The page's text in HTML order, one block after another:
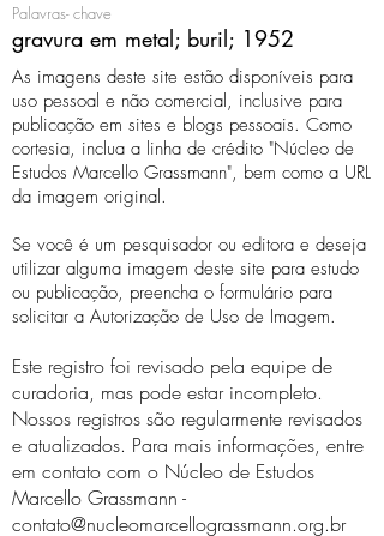
Palavras- chave
gravura em metal; buril; 1952
As imagens deste site estão disponíveis para
uso pessoal e não comercial, inclusive para
publicação em sites e blogs pessoais. Como
cortesia, inclua a linha de crédito "Núcleo de
Estudos Marcello Grassmann", bem como a URL
da imagem original.
Se você é um pesquisador ou editora e deseja
utilizar alguma imagem deste site para estudo
ou publicação, preencha o formulário para
solicitar a Autorização de Uso de Imagem.
Este registro foi revisado pela equipe de
curadoria, mas pode estar incompleto.
Nossos registros são regularmente revisados ​​
e atualizados. Para mais informações, entre
em contato com o Núcleo de Estudos
Marcello Grassmann -
contato@nucleomarcellograssmann.org.br